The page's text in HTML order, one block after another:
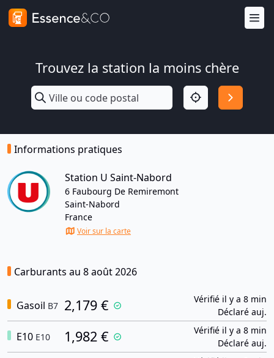
Trouvez la station la moins chère
Informations pratiques
Station U Saint-Nabord
6 Faubourg De Remiremont
Saint-Nabord
France
Voir sur la carte
Carburants au 8 août 2026
Gasoil B7 2,179 €
Vérifié il y a 8 min
Déclaré auj.
E10 E10 1,982 €
Vérifié il y a 8 min
Déclaré auj.